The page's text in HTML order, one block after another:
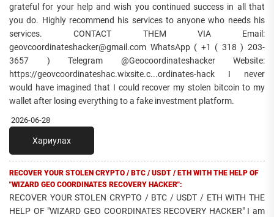
grateful for your help and wish you continued success in all that
you do. Highly recommend his services to anyone who needs his
services. CONTACT THEM VIA Email:
geovcoordinateshacker@gmail.com WhatsApp ( +1 ( 318 ) 203-
3657 ) Telegram @Geocoordinateshacker Website:
https://geovcoordinateshac.wixsite.c...ordinates-hack I never
would have imagined that I could recover my stolen bitcoin to my
wallet after losing everything to a fake investment platform.
2026-06-28
Хариулах
RECOVER YOUR STOLEN CRYPTO / BTC / USDT / ETH WITH THE HELP OF
"WIZARD GEO COORDINATES RECOVERY HACKER":
RECOVER YOUR STOLEN CRYPTO / BTC / USDT / ETH WITH THE
HELP OF "WIZARD GEO COORDINATES RECOVERY HACKER" I am